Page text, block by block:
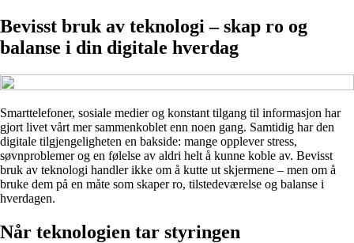
Bevisst bruk av teknologi – skap ro og
balanse i din digitale hverdag
Smarttelefoner, sosiale medier og konstant tilgang til informasjon har
gjort livet vårt mer sammenkoblet enn noen gang. Samtidig har den
digitale tilgjengeligheten en bakside: mange opplever stress,
søvnproblemer og en følelse av aldri helt å kunne koble av. Bevisst
bruk av teknologi handler ikke om å kutte ut skjermene – men om å
bruke dem på en måte som skaper ro, tilstedeværelse og balanse i
hverdagen.
Når teknologien tar styringen